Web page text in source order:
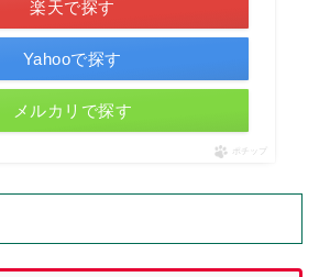
楽天で探す
Yahooで探す
メルカリで探す
ポチップ